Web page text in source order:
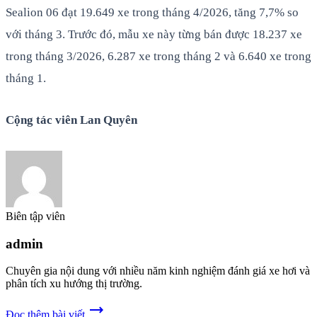
Sealion 06 đạt 19.649 xe trong tháng 4/2026, tăng 7,7% so
với tháng 3. Trước đó, mẫu xe này từng bán được 18.237 xe
trong tháng 3/2026, 6.287 xe trong tháng 2 và 6.640 xe trong
tháng 1.
Cộng tác viên Lan Quyên
Biên tập viên
admin
Chuyên gia nội dung với nhiều năm kinh nghiệm đánh giá xe hơi và
phân tích xu hướng thị trường.
trending_flat